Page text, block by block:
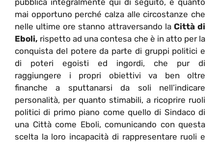
mai opportuno perché calza alle circostanze che
nelle ultime ore stanno attraversando laCittà di
Eboli, rispetto ad una contesa che è in atto per la
conquista del potere da parte di gruppi politici e
di poteri egoisti ed ingordi, che pur di
raggiungere i propri obiettivi va ben oltre
finanche a sputtanarsi da soli nell’indicare
personalità, per quanto stimabili, a ricoprire ruoli
politici di primo piano come quello di Sindaco di
una Città come Eboli, comunicando con questa
scelta la loro incapacità di rappresentare ruoli e